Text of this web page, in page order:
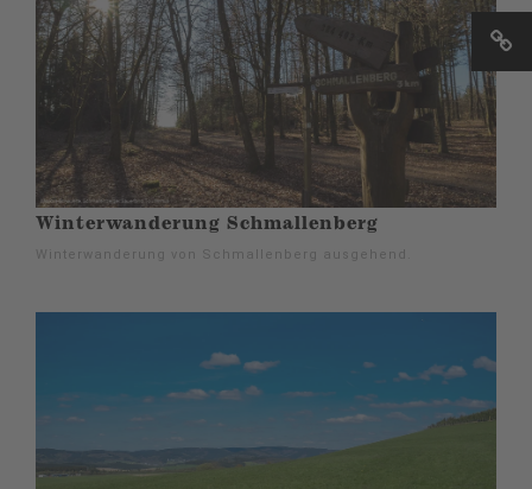
Winterwanderung Schmallenberg
Winterwanderung von Schmallenberg ausgehend.